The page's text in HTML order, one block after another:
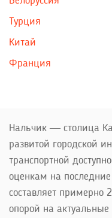
Турция
Китай
Франция
Нальчик — столица
развитой городской
транспортной
оценкам на
составляет примерно
опорой на актуальные